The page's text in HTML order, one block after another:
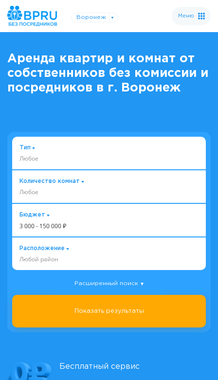
Воронеж Меню
Аренда квартир и комнат от
собственников без комиссии и
посредников в г. Воронеж
Тип
Любое
Количество комнат
Любое
Бюджет
3 000- 150 000 ₽
Расположение
Любой район
Показать результаты
Расширенный поиск
Бесплатный сервис